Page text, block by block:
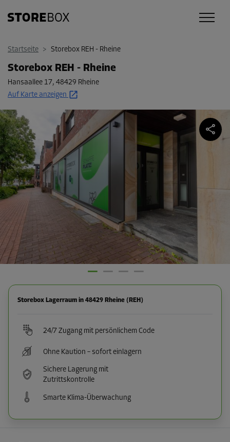
Startseite > Storebox REH - Rheine
Storebox REH - Rheine
Hansaallee 17, 48429 Rheine
Auf Karte anzeigen
Storebox Lagerraum in 48429 Rheine (REH)
24/7 Zugang mit persönlichem Code
Ohne Kaution – sofort einlagern
Sichere Lagerung mit
Zutrittskontrolle
Smarte Klima-Überwachung